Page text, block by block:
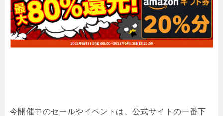
今開催中のセールやイベントは、公式サイトの一番下